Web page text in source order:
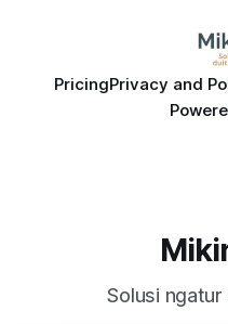
PricingPrivacy and
Solusi